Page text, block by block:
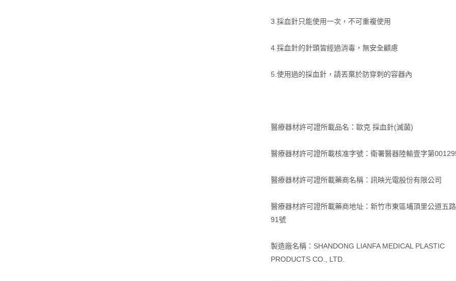
3.採血針只能使用一次，不可重複使用
4.採血針的針頭皆經過消毒，無安全顧慮
5.使用過的採血針，請丟棄於防穿刺的容器內
醫療器材許可證所載品名：歐克 採血針(滅菌)
醫療器材許可證所載核准字號：衛署醫器陸輸壹字第
醫療器材許可證所載藥商名稱：訊映光電股份有限公司
醫療器材許可證所載藥商地址：新竹市東區埔頂里公道五
91號
製造廠名稱：SHANDONG LIANFA MEDICAL PLASTIC
PRODUCTS CO., LTD.